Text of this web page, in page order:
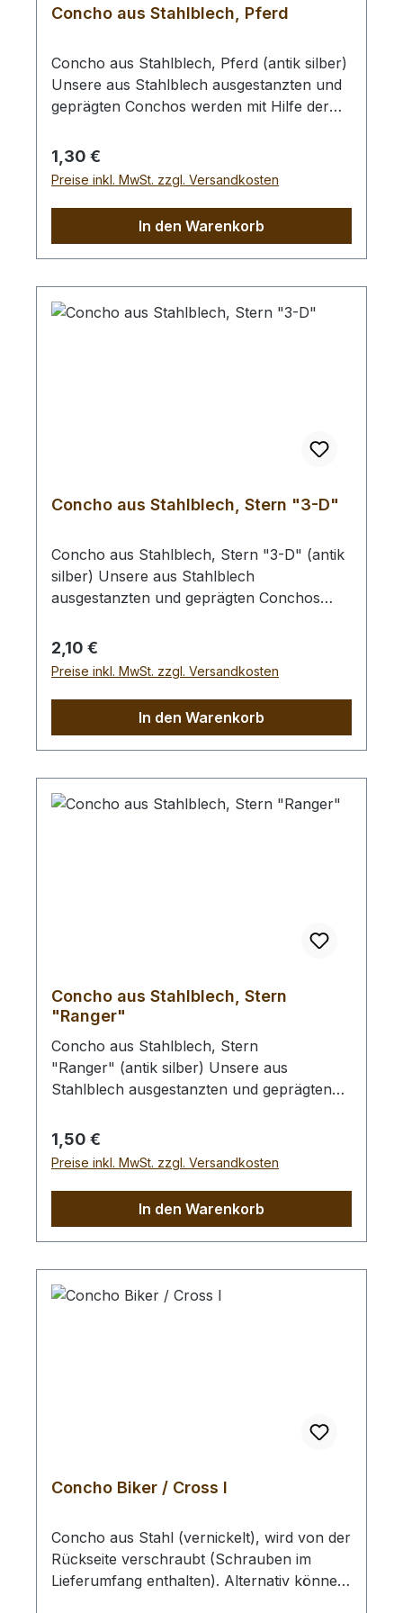
Concho aus Stahlblech, Pferd
Concho aus Stahlblech, Pferd (antik silber)
Unsere aus Stahlblech ausgestanzten und
geprägten Conchos werden mit Hilfe der
befestigt (Siehe Bild 2).Die Aufgesetzte
Niete hat eine Länge von 6 mm und eignet
sich zum Einsetzen in Leder mit max. 3 mm
Dicke.Zum Vorlochen empfehlen wir Ihnen
ein Locheisen mit Ø 3,0 mm.Abmessungen:
- 35 x 25 mm
Regulärer Preis:
1,30 €
Preise inkl. MwSt. zzgl. Versandkosten
In den Warenkorb
Concho aus Stahlblech, Stern "3-D"
Concho aus Stahlblech, Stern "3-D" (antik
silber) Unsere aus Stahlblech
ausgestanzten und geprägten Conchos
angebrachten Rundkopfniete befestigt
(Siehe Bild 2).Die Aufgesetzte Niete hat eine
Länge von 7 mm und eignet sich zum
Einsetzen in Leder mit max. 4 mm
Dicke.Zum Vorlochen empfehlen wir Ihnen
ein Locheisen mit Ø 3,0 mm.Abmessungen:
Regulärer Preis:
2,10 €
Preise inkl. MwSt. zzgl. Versandkosten
In den Warenkorb
Concho aus Stahlblech, Stern
"Ranger"
Concho aus Stahlblech, Stern
"Ranger" (antik silber) Unsere aus
Stahlblech ausgestanzten und geprägten
angebrachten Rundkopfniete befestigt
(Siehe Bild 2).Die Aufgesetzte Niete hat eine
Länge von 7 mm und eignet sich zum
Einsetzen in Leder mit max. 4 mm
Dicke.Zum Vorlochen empfehlen wir Ihnen
ein Locheisen mit Ø 3,0 mm.Abmessungen:
Regulärer Preis:
1,50 €
Preise inkl. MwSt. zzgl. Versandkosten
In den Warenkorb
Concho Biker / Cross I
Concho aus Stahl (vernickelt), wird von der
Rückseite verschraubt (Schrauben im
Lieferumfang enthalten). Alternativ können